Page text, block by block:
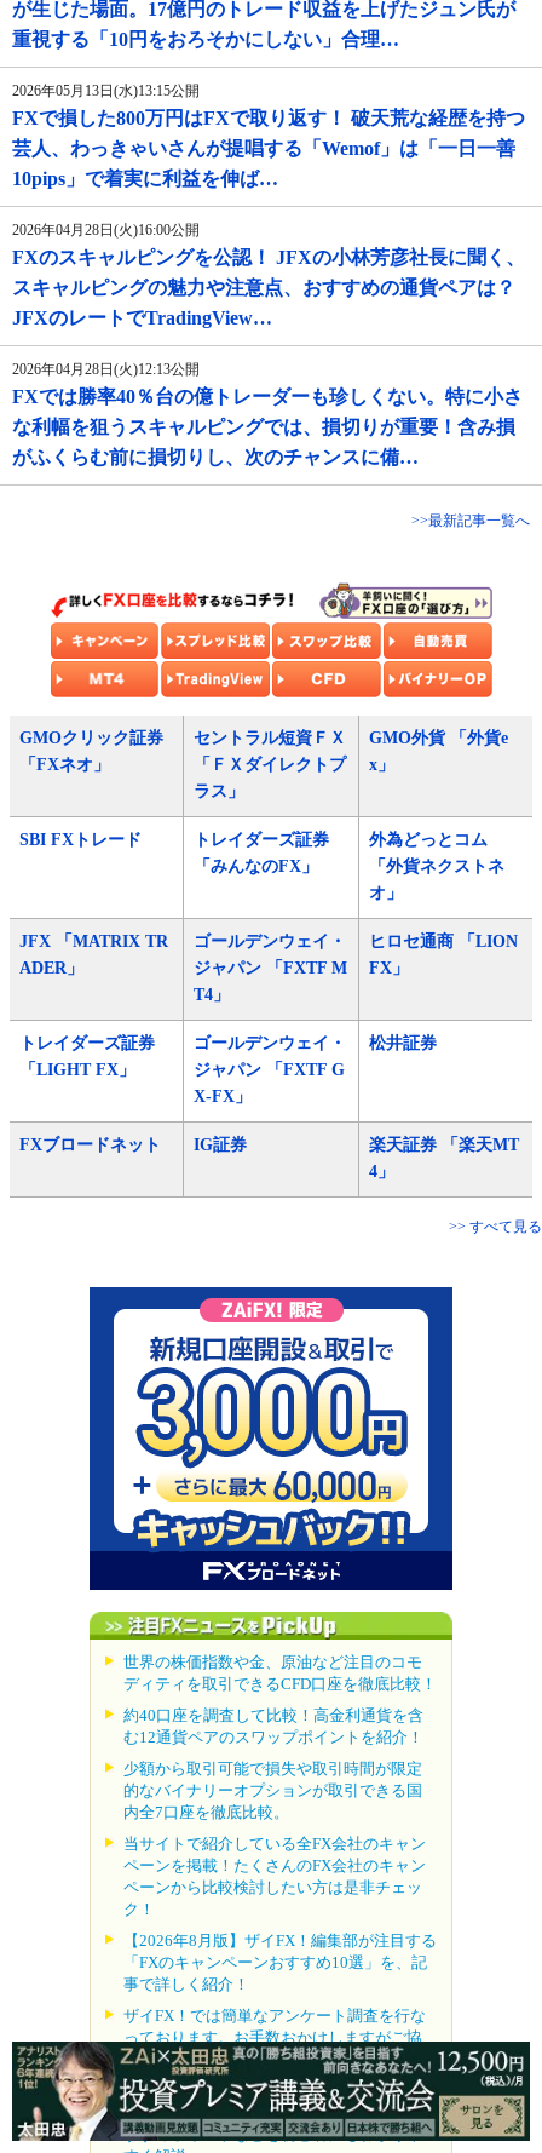
が生じた場面。17億円のトレード収益を上げたジュン氏が
重視する「10円をおろそかにしない」合理…
2026年05月13日(水)13:15公開
FXで損した800万円はFXで取り返す！ 破天荒な経歴を持つ
芸人、わっきゃいさんが提唱する「Wemof」は「一日一善
10pips」で着実に利益を伸ば…
2026年04月28日(火)16:00公開
FXのスキャルピングを公認！ JFXの小林芳彦社長に聞く、
スキャルピングの魅力や注意点、おすすめの通貨ペアは？
JFXのレートでTradingView…
2026年04月28日(火)12:13公開
FXでは勝率40％台の億トレーダーも珍しくない。特に小さ
な利幅を狙うスキャルピングでは、損切りが重要！含み損
がふくらむ前に損切りし、次のチャンスに備…
>>最新記事一覧へ
GMOクリック証券
「FXネオ」
セントラル短資ＦＸ
「ＦＸダイレクトプ
ラス」
GMO外貨 「外貨e
x」
SBI FXトレード
トレイダーズ証券
「みんなのFX」
外為どっとコム
「外貨ネクストネ
オ」
JFX 「MATRIX TR
ADER」
ゴールデンウェイ・
ジャパン 「FXTF M
T4」
ヒロセ通商 「LION
FX」
トレイダーズ証券
「LIGHT FX」
ゴールデンウェイ・
ジャパン 「FXTF G
X-FX」
松井証券
FXブロードネット IG証券
楽天証券 「楽天MT
4」
>> すべて見る
世界の株価指数や金、原油など注目のコモ
ディティを取引できるCFD口座を徹底比較！
約40口座を調査して比較！高金利通貨を含
む12通貨ペアのスワップポイントを紹介！
少額から取引可能で損失や取引時間が限定
的なバイナリーオプションが取引できる国
内全7口座を徹底比較。
当サイトで紹介している全FX会社のキャン
ペーンを掲載！たくさんのFX会社のキャン
ペーンから比較検討したい方は是非チェッ
ク！
【2026年8月版】ザイFX！編集部が注目する
「FXのキャンペーンおすすめ10選」を、記
事で詳しく紹介！
ザイFX！では簡単なアンケート調査を行な
っております。お手数おかけしますがご協
力をお願いいたします！
毎月更新中！人気FX口座ランキング。 ラン
クインしたFX口座のキャンペーン情報、お
すすめポイントなどを初心者にもわかりや